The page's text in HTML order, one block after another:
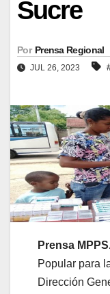
Sucre
Por Prensa Regional
JUL 26, 2023
Prensa
Popular para
Dirección